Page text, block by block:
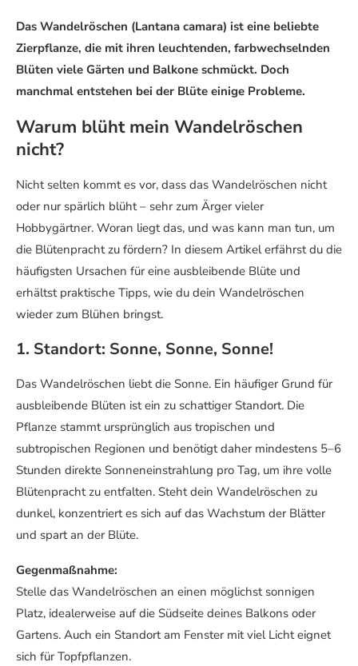
Das Wandelröschen (Lantana camara) ist eine beliebte
Zierpflanze, die mit ihren leuchtenden, farbwechselnden
Blüten viele Gärten und Balkone schmückt. Doch
manchmal entstehen bei der Blüte einige Probleme.
Warum blüht mein Wandelröschen
nicht?
Nicht selten kommt es vor, dass das Wandelröschen nicht
oder nur spärlich blüht – sehr zum Ärger vieler
Hobbygärtner. Woran liegt das, und was kann man tun, um
die Blütenpracht zu fördern? In diesem Artikel erfährst du die
häufigsten Ursachen für eine ausbleibende Blüte und
erhältst praktische Tipps, wie du dein Wandelröschen
wieder zum Blühen bringst.
1. Standort: Sonne, Sonne, Sonne!
Das Wandelröschen liebt die Sonne. Ein häufiger Grund für
ausbleibende Blüten ist ein zu schattiger Standort. Die
Pflanze stammt ursprünglich aus tropischen und
subtropischen Regionen und benötigt daher mindestens 5–6
Stunden direkte Sonneneinstrahlung pro Tag, um ihre volle
Blütenpracht zu entfalten. Steht dein Wandelröschen zu
dunkel, konzentriert es sich auf das Wachstum der Blätter
und spart an der Blüte.
Gegenmaßnahme:
Stelle das Wandelröschen an einen möglichst sonnigen
Platz, idealerweise auf die Südseite deines Balkons oder
Gartens. Auch ein Standort am Fenster mit viel Licht eignet
sich für Topfpflanzen.